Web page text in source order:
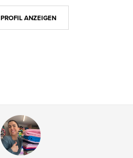
PROFIL ANZEIGEN